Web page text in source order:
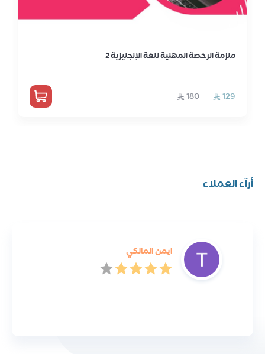
ملزمة الرخصة المهنية للغة الإنجليزية 2
أرآء العملاء
ايمن المالكي